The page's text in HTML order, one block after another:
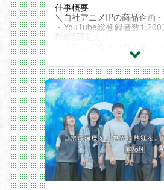
仕事概要
＼自社アニメIPの商品企画
・YouTube総登録者数
数8億回超え！
グッズビジネスを通して、
化するポジションです。
「ファンの心をもっと動か
ろう？」
「手に取った瞬間に、作品
デザインは？」
「グッズからIPの世界観を
んな仕掛けが効果的だろう
そんな問いに向き合いなが
→販促を一貫して推進。